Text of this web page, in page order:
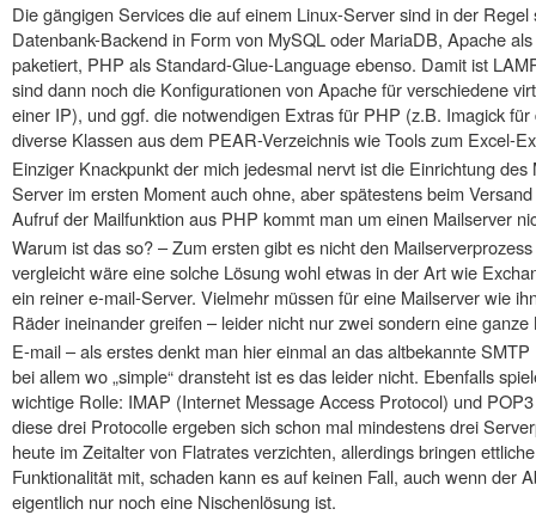
Die gängigen Services die auf einem Linux-Server sind in der
Datenbank-Backend in Form von MySQL oder MariaDB, Apache
paketiert, PHP als Standard-Glue-Language ebenso. Damit ist
sind dann noch die Konfigurationen von Apache für verschiedene
einer IP), und ggf. die notwendigen Extras für PHP (z.B. Imagick
diverse Klassen aus dem PEAR-Verzeichnis wie Tools zum Excel-
Einziger Knackpunkt der mich jedesmal nervt ist die Einrichtung
Server im ersten Moment auch ohne, aber spätestens beim
Aufruf der Mailfunktion aus PHP kommt man um einen Mailserver
Warum ist das so? – Zum ersten gibt es nicht den
vergleicht wäre eine solche Lösung wohl etwas in der Art wie
ein reiner e-mail-Server. Vielmehr müssen für eine Mailserver wie
Räder ineinander greifen – leider nicht nur zwei sondern eine ganze
E-mail – als erstes denkt man hier einmal an das altbekannte
bei allem wo „simple“ dransteht ist es das leider nicht. Ebenfalls
wichtige Rolle: IMAP (Internet Message Access Protocol) und
diese drei Protocolle ergeben sich schon mal mindestens drei
heute im Zeitalter von Flatrates verzichten, allerdings bringen
Funktionalität mit, schaden kann es auf keinen Fall, auch wenn der
eigentlich nur noch eine Nischenlösung ist.